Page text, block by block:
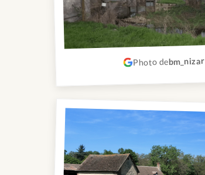
Photo debm_nizar